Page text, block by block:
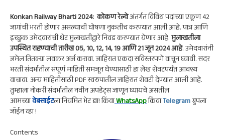
A
p
p
a
m
oo
k
dI
n
Konkan Railway Bharti 2024: कोकण रेल्वेअंतर्गत विविध पदांच्या एकूण 42
जागांची भरती होणार असल्याची घोषणा नुकतीच करण्यात आली आहे. पात्र आणि
इच्छुक उमेदवारांची थेट मुलाखतीद्वारे निवड करण्यात येणार आहे.मुलाखतीला
उपस्थित राहण्याची तारीख05, 10, 12, 14, 19 आणि 21 जून 2024आहे. उमेदवारांनी
जमेल तितक्या लवकर अर्ज करावा. जाहिरात एकदा सविस्तरपणे वाचून घ्यावी. सदर
भरती संदर्भातील संपूर्ण माहिती समजून घेण्यासाठी हा लेख शेवटपर्यंत आवश्य
वाचावा. अन्य माहितीसाठी PDF स्वरुपातील जाहिरात शेवटी देण्यात आली आहे.
तुम्हाला नोकरी संदर्भातील नवीन अपडेट्स जाणून घ्यायचे असतील
आमच्यावेबसाईटला नियमित भेट द्या! किंवाWhatsAppकिंवाTelegramग्रुपला
जॉईन व्हा !
Contents